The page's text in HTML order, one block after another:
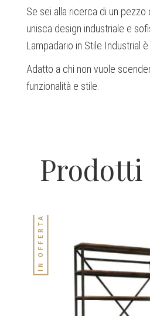
Se sei alla ricerca di un pezzo
unisca design industriale e
Lampadario in Stile Industrial
Adatto a chi non vuole
funzionalità e stile.
IN OFFERTA!